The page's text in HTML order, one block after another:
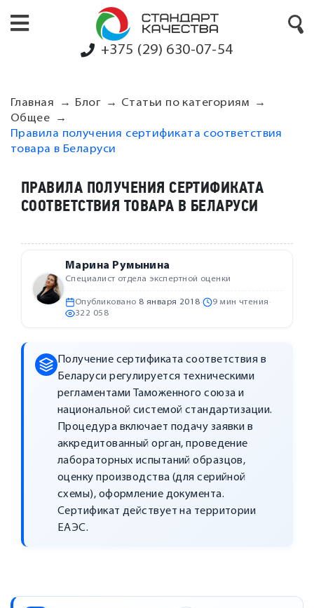
+375 (29) 630-07-54
Главная Блог
Статьи по категориям
Общее
Правила получения сертификата соответствия
товара в Беларуси
ПРАВИЛА ПОЛУЧЕНИЯ СЕРТИФИКАТА
СООТВЕТСТВИЯ ТОВАРА В БЕЛАРУСИ
Марина Румынина
Специалист отдела экспертной оценки
Опубликовано 8 января 2018· 9 мин чтения ·
322 058
Получение сертификата соответствия в
Беларуси регулируется техническими
регламентами Таможенного союза и
национальной системой стандартизации.
Процедура включает подачу заявки в
аккредитованный орган, проведение
лабораторных испытаний образцов,
оценку производства (для серийной
схемы), оформление документа.
Сертификат действует на территории
ЕАЭС.